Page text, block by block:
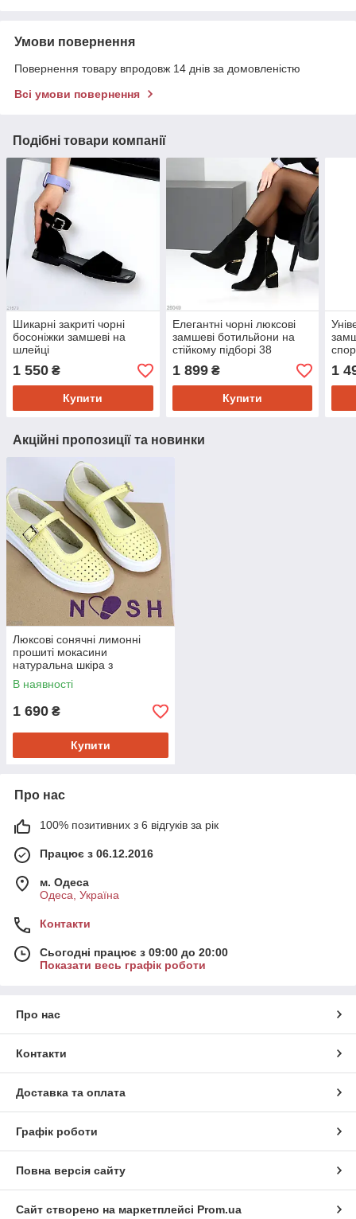
Умови повернення
Повернення товару впродовж 14 днів за домовленістю
Всі умови повернення
Подібні товари компанії
Шикарні закриті чорні
босоніжки замшеві на
шлейці
1 550 ₴
Купити
Елегантні чорні люксові
замшеві ботильйони на
стійкому підборі 38
1 899₴
Купити
1
Акційні пропозиції та новинки
Люксові сонячні лимонні
прошиті мокасини
натуральна шкіра з
перфорацією 39
В наявності
1 690 ₴
Купити
Про нас
100% позитивних з 6 відгуків за рік
Працює з 06.12.2016
м. Одеса
Одеса, Україна
Контакти
Сьогодні працює з 09:00 до 20:00
Показати весь графік роботи
Про нас
Контакти
Доставка та оплата
Графік роботи
Повна версія сайту
Сайт створено на маркетплейсі Prom.ua